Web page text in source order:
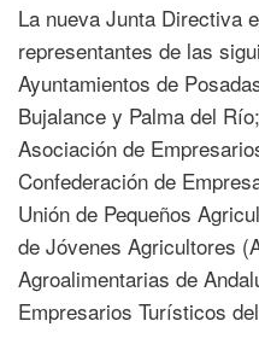
La nueva Junta Directiva
representantes de las
Ayuntamientos de
Bujalance y Palma del
Asociación de
Confederación de
Unión de Pequeños
de Jóvenes Agricultores
Agroalimentarias de
Empresarios Turísticos